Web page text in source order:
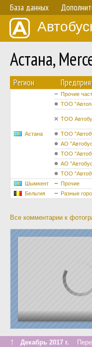
База данных
Астана,
Регион
Астана
Прочие
ТОО
ТОО
ТОО
АО
ТОО
АО
ТОО
Шымкент Прочие
Бельгия Разные
Все комментарии к
↑ Декабрь 2017 г.